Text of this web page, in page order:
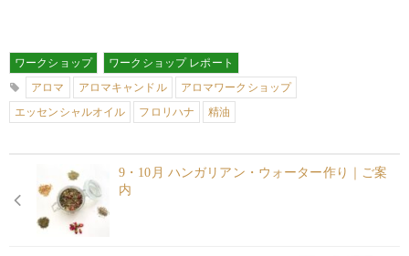
ワークショップ
ワークショップ レポート
アロマ
アロマキャンドル
アロマワークショップ
エッセンシャルオイル
フロリハナ 精油
9・10月 ハンガリアン・ウォーター作り｜ご案
内